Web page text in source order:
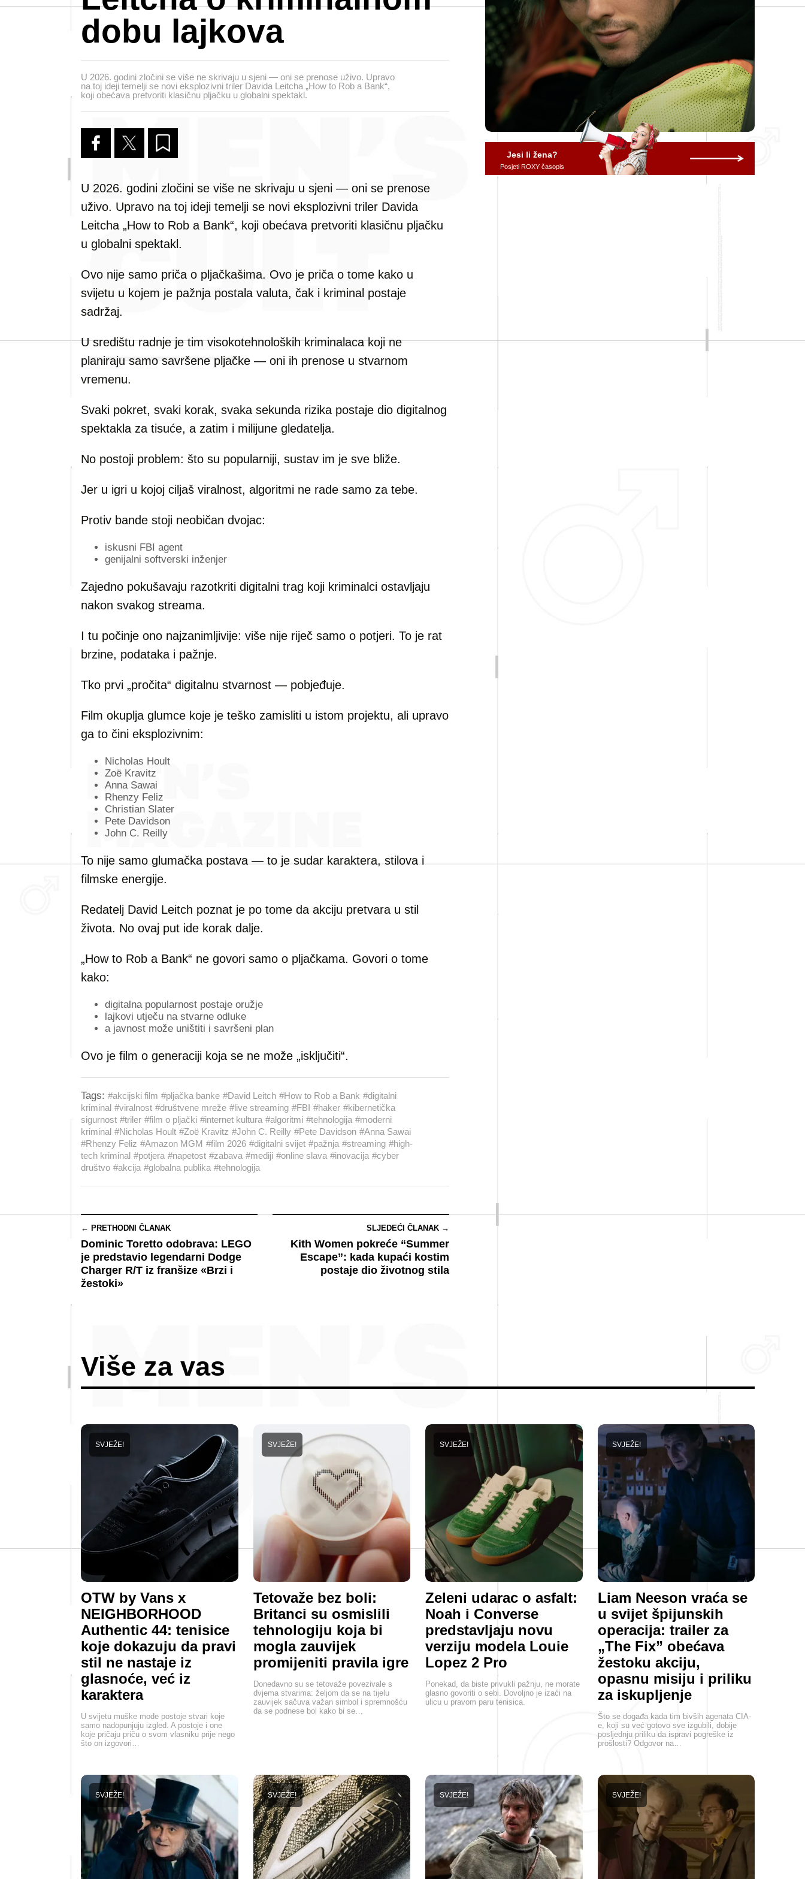
dobu lajkova
U 2026. godini zločini se više ne skrivaju u sjeni — oni se prenose uživo. Upravo
na toj ideji temelji se novi eksplozivni triler Davida Leitcha „How to Rob a Bank“,
koji obećava pretvoriti klasičnu pljačku u globalni spektakl.
U 2026. godini zločini se više ne skrivaju u sjeni — oni se prenose
uživo. Upravo na toj ideji temelji se novi eksplozivni triler Davida
Leitcha „How to Rob a Bank“, koji obećava pretvoriti klasičnu pljačku
u globalni spektakl.
Ovo nije samo priča o pljačkašima. Ovo je priča o tome kako u
svijetu u kojem je pažnja postala valuta, čak i kriminal postaje
sadržaj.
U središtu radnje je tim visokotehnoloških kriminalaca koji ne
planiraju samo savršene pljačke — oni ih prenose u stvarnom
vremenu.
Svaki pokret, svaki korak, svaka sekunda rizika postaje dio digitalnog
spektakla za tisuće, a zatim i milijune gledatelja.
No postoji problem: što su popularniji, sustav im je sve bliže.
Jer u igri u kojoj ciljaš viralnost, algoritmi ne rade samo za tebe.
Protiv bande stoji neobičan dvojac:
iskusni FBI agent
genijalni softverski inženjer
Zajedno pokušavaju razotkriti digitalni trag koji kriminalci ostavljaju
nakon svakog streama.
I tu počinje ono najzanimljivije: više nije riječ samo o potjeri. To je rat
brzine, podataka i pažnje.
Tko prvi „pročita“ digitalnu stvarnost — pobjeđuje.
Film okuplja glumce koje je teško zamisliti u istom projektu, ali upravo
ga to čini eksplozivnim:
Nicholas Hoult
Zoë Kravitz
Anna Sawai
Rhenzy Feliz
Christian Slater
Pete Davidson
John C. Reilly
To nije samo glumačka postava — to je sudar karaktera, stilova i
filmske energije.
Redatelj David Leitch poznat je po tome da akciju pretvara u stil
života. No ovaj put ide korak dalje.
„How to Rob a Bank“ ne govori samo o pljačkama. Govori o tome
kako:
digitalna popularnost postaje oružje
lajkovi utječu na stvarne odluke
a javnost može uništiti i savršeni plan
Ovo je film o generaciji koja se ne može „isključiti“.
Tags: #akcijski film #pljačka banke #David Leitch #How to Rob a Bank #digitalni
kriminal #viralnost #društvene mreže #live streaming #FBI #haker #kibernetička
sigurnost #triler #film o pljački #internet kultura #algoritmi #tehnologija #moderni
kriminal #Nicholas Hoult #Zoë Kravitz #John C. Reilly #Pete Davidson #Anna Sawai
#Rhenzy Feliz #Amazon MGM #film 2026 #digitalni svijet #pažnja #streaming #high-
tech kriminal #potjera #napetost #zabava #mediji #online slava #inovacija #cyber
društvo #akcija #globalna publika #tehnologija
← PRETHODNI ČLANAK
Dominic Toretto odobrava: LEGO
je predstavio legendarni Dodge
Charger R/T iz franšize «Brzi i
žestoki»
SLJEDEĆI ČLANAK →
Kith Women pokreće “Summer
Escape”: kada kupaći kostim
postaje dio životnog stila
Jesi li žena?
Posjeti ROXY časopis
Više za vas
OTW by Vans x
NEIGHBORHOOD
Authentic 44: tenisice
koje dokazuju da pravi
stil ne nastaje iz
glasnoće, već iz
karaktera
SVJEŽE!
U svijetu muške mode postoje stvari koje
samo nadopunjuju izgled. A postoje i one
koje pričaju priču o svom vlasniku prije nego
što on izgovori…
Tetovaže bez boli:
Britanci su osmislili
tehnologiju koja bi
mogla zauvijek
promijeniti pravila igre
SVJEŽE!
Donedavno su se tetovaže povezivale s
dvjema stvarima: željom da se na tijelu
zauvijek sačuva važan simbol i spremnošću
da se podnese bol kako bi se…
Zeleni udarac o asfalt:
Noah i Converse
predstavljaju novu
verziju modela Louie
Lopez 2 Pro
SVJEŽE!
Ponekad, da biste privukli pažnju, ne morate
glasno govoriti o sebi. Dovoljno je izaći na
ulicu u pravom paru tenisica.
Liam Neeson vraća se
u svijet špijunskih
operacija: trailer za
„The Fix” obećava
žestoku akciju,
opasnu misiju i priliku
za iskupljenje
SVJEŽE!
Što se događa kada tim bivših agenata CIA-
e, koji su već gotovo sve izgubili, dobije
posljednju priliku da ispravi pogreške iz
prošlosti? Odgovor na…
SVJEŽE! SVJEŽE! SVJEŽE! SVJEŽE!